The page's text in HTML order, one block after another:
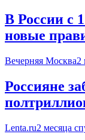
В России с
новые
Вечерняя Москва2
Россияне
Lenta.ru2 месяца